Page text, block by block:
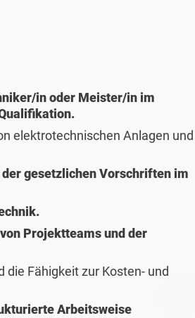
in oder Meister/in im
elektrotechnischen Anlagen und
der gesetzlichen Vorschriften im
Projektteams und der
Fähigkeit zur Kosten- und
Arbeitsweise